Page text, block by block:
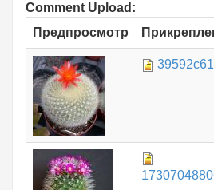
Comment Upload:
Предпросмотр